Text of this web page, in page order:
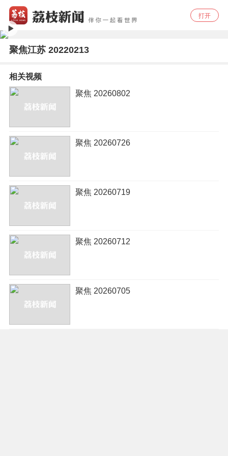
打开
聚焦江苏 20220213
相关视频
聚焦 20260802
聚焦 20260726
聚焦 20260719
聚焦 20260712
聚焦 20260705